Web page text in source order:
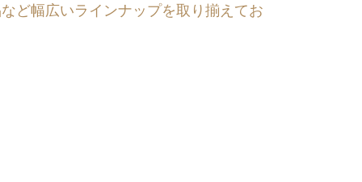
ど幅広いラインナップを取り揃えてお